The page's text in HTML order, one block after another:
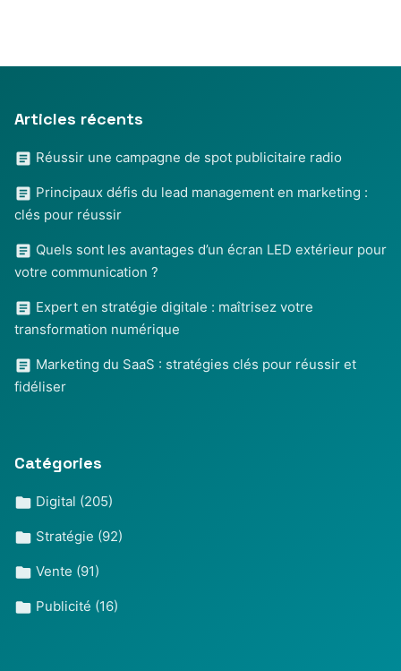
Articles récents
Réussir une campagne de spot publicitaire radio
Principaux défis du lead management en marketing :
clés pour réussir
Quels sont les avantages d’un écran LED extérieur pour
votre communication ?
Expert en stratégie digitale : maîtrisez votre
transformation numérique
Marketing du SaaS : stratégies clés pour réussir et
fidéliser
Catégories
Digital (205)
Stratégie (92)
Vente (91)
Publicité (16)